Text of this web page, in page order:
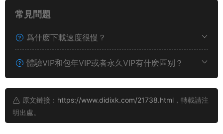
常見問題
爲什麽下載速度很慢？
體驗VIP和包年VIP或者永久VIP有什麽區别？
原文鏈接： https://www.didixk.com/21738.html ，轉載請注
明出處。